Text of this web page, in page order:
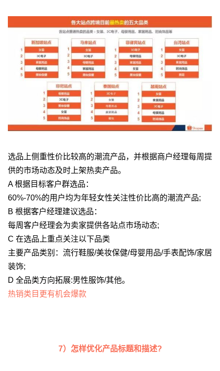
选品上侧重性价比较高的潮流产品，并根据商户经理每周提
供的市场动态及时上架热卖产品。
A 根据目标客户群选品：
60%-70%的用户均为年轻女性关注性价比高的潮流产品;
B 根据客户经理建议选品：
每周客户经理会为卖家提供各站点市场动态;
C 在选品上重点关注以下品类
主要产品类别：流行鞋服/美妆保健/母婴用品/手表配饰/家居
装饰;
D 全品类方向拓展:男性服饰/其他。
热销类目更有机会爆款
7）怎样优化产品标题和描述?